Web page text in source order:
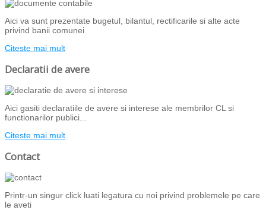
Aici va sunt prezentate bugetul, bilantul, rectificarile si alte acte
privind banii comunei
Citeste mai mult
Declaratii de avere
Aici gasiti declaratiile de avere si interese ale membrilor CL si
functionarilor publici...
Citeste mai mult
Contact
Printr-un singur click luati legatura cu noi privind problemele pe care
le aveti